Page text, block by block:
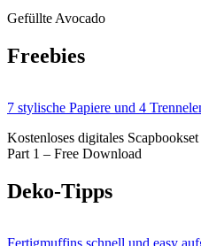
Gefüllte Avocado
Freebies
7 stylische Papiere und 4
Kostenloses digitales Scapbookset
Part 1 – Free Download
Deko-Tipps
Fertigmuffins schnell und easy